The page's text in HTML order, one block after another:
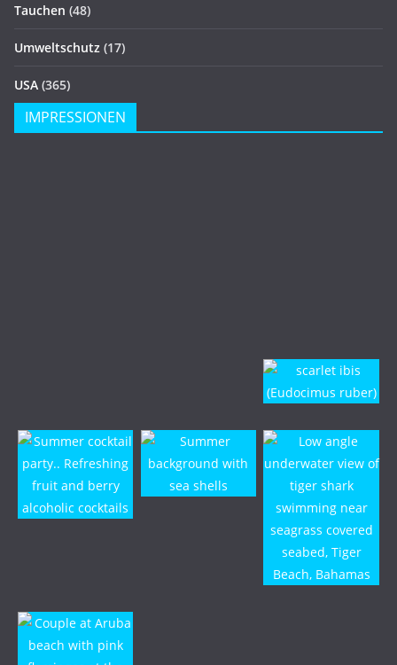
Tauchen (48)
Umweltschutz (17)
USA (365)
IMPRESSIONEN